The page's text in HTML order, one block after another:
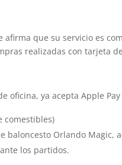
afirma que su servicio es
realizadas con tarjeta
oficina, ya acepta Apple
comestibles)
baloncesto Orlando Magic,
los partidos.